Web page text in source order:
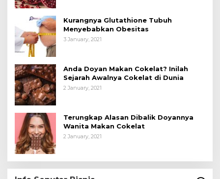
Kurangnya Glutathione Tubuh
Menyebabkan Obesitas
3 January, 2021
Anda Doyan Makan Cokelat? Inilah
Sejarah Awalnya Cokelat di Dunia
2 January, 2021
Terungkap Alasan Dibalik Doyannya
Wanita Makan Cokelat
2 January, 2021